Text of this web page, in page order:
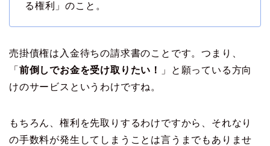
る権利」のこと。
売掛債権は入金待ちの請求書のことです。つまり、
「 前倒しでお金を受け取りたい！
」と願っている方向
けのサービスというわけですね。
もちろん、権利を先取りするわけですから、それなり
の手数料が発生してしまうことは言うまでもありませ